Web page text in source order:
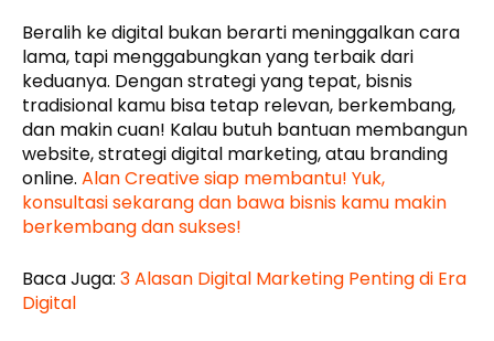
Beralih ke digital bukan berarti meninggalkan cara
lama, tapi menggabungkan yang terbaik dari
keduanya. Dengan strategi yang tepat, bisnis
tradisional kamu bisa tetap relevan, berkembang,
dan makin cuan! Kalau butuh bantuan membangun
website, strategi digital marketing, atau branding
online. Alan Creative siap membantu! Yuk,
konsultasi sekarang dan bawa bisnis kamu makin
berkembang dan sukses!
Baca Juga: 3 Alasan Digital Marketing Penting di Era
Digital